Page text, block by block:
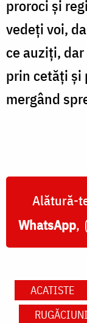
proroci şi
vedeţi voi,
ce auziţi,
prin cetăţi şi
mergând
Alătură-
WhatsApp,
ACATISTE
RUGĂCIUNI